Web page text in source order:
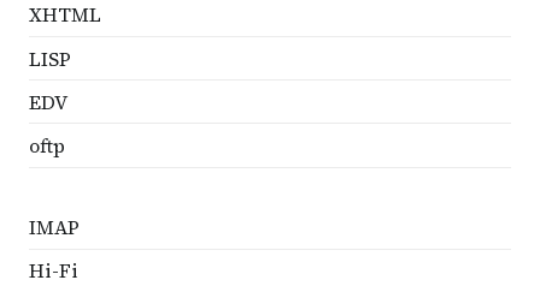
XHTML
LISP
EDV
oftp
IMAP
Hi-Fi